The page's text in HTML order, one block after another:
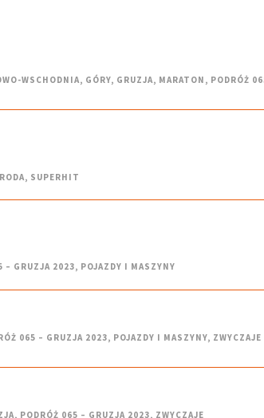
WSCHODNIA, GÓRY, GRUZJA, MARATON , PODRÓŻ
, SUPERHIT
– GRUZJA 2023, POJAZDY I MASZYNY
065 – GRUZJA 2023, POJAZDY I MASZYNY, ZWYCZAJE
, PODRÓŻ 065 – GRUZJA 2023, ZWYCZAJE